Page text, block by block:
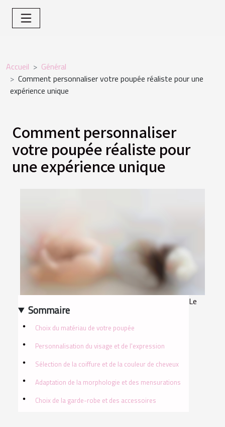
Accueil
Général
Comment personnaliser votre poupée réaliste pour une
expérience unique
Comment personnaliser
votre poupée réaliste pour
une expérience unique
Sommaire
Choix du matériau de votre poupée
Personnalisation du visage et de l'expression
Sélection de la coiffure et de la couleur de cheveux
Adaptation de la morphologie et des mensurations
Choix de la garde-robe et des accessoires
Le